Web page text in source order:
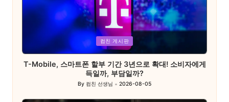
Posted
컴친 게시판
T-Mobile, 스마트폰 할부 기간 3년으로 확대! 소비자에게
득일까, 부담일까?
Posted
By 컴친 선생님 2026-08-05